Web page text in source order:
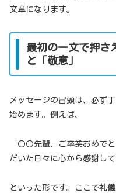
文章になります。
最初の一文で押さ
と「敬意」
メッセージの冒頭は、必ず
始めます。例えば、
「〇〇先輩、ご卒業おめで
だいた日々に心から感謝して
といった形です。ここで礼